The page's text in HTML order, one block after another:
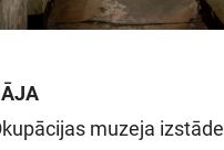
VEIKALS
muzeja izstāde